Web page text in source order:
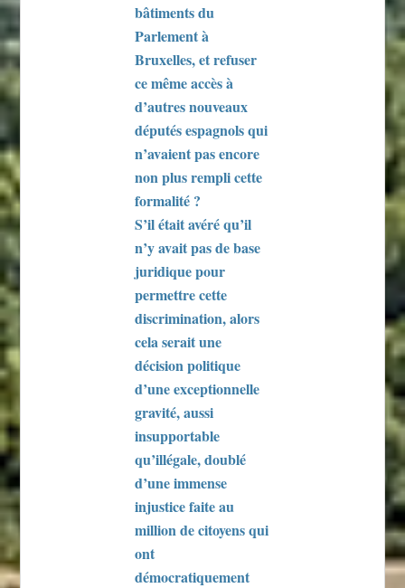
bâtiments du
Parlement à
Bruxelles, et refuser
ce même accès à
d’autres nouveaux
députés espagnols qui
n’avaient pas encore
non plus rempli cette
formalité ?
S’il était avéré qu’il
n’y avait pas de base
juridique pour
permettre cette
discrimination, alors
cela serait une
décision politique
d’une exceptionnelle
gravité, aussi
insupportable
qu’illégale, doublé
d’une immense
injustice faite au
million de citoyens qui
ont
démocratiquement